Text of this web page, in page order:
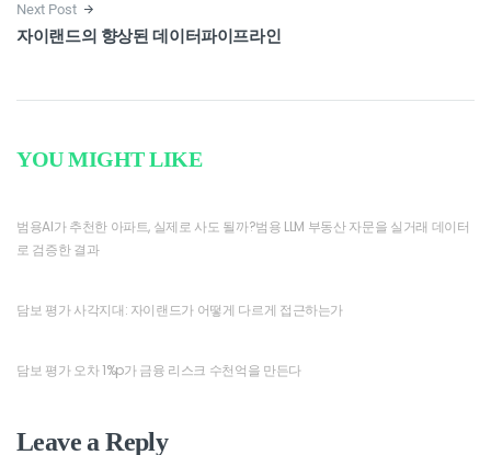
Next Post
자이랜드의 향상된 데이터파이프라인
YOU MIGHT LIKE
범용AI가 추천한 아파트, 실제로 사도 될까?범용 LLM 부동산 자문을 실거래 데이터
로 검증한 결과
담보 평가 사각지대: 자이랜드가 어떻게 다르게 접근하는가
담보 평가 오차 1%p가 금융 리스크 수천억을 만든다
Leave a Reply